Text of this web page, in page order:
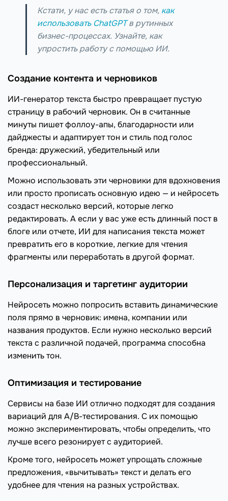
Кстати, у нас есть статья о том, как
использовать ChatGPTв рутинных
бизнес-процессах. Узнайте, как
упростить работу с помощью ИИ.
Создание контента и черновиков
ИИ-генератор текста быстро превращает пустую
страницу в рабочий черновик. Он в считанные
минуты пишет фоллоу-апы, благодарности или
дайджесты и адаптирует тон и стиль под голос
бренда: дружеский, убедительный или
профессиональный.
Можно использовать эти черновики для вдохновения
или просто прописать основную идею — и нейросеть
создаст несколько версий, которые легко
редактировать. А если у вас уже есть длинный пост в
блоге или отчете, ИИ для написания текста может
превратить его в короткие, легкие для чтения
фрагменты или переработать в другой формат.
Персонализация и таргетинг аудитории
Нейросеть можно попросить вставить динамические
поля прямо в черновик: имена, компании или
названия продуктов. Если нужно несколько версий
текста с различной подачей, программа способна
изменить тон.
Оптимизация и тестирование
Сервисы на базе ИИ отлично подходят для создания
вариаций для A/B-тестирования. С их помощью
можно экспериментировать, чтобы определить, что
лучше всего резонирует с аудиторией.
Кроме того, нейросеть может упрощать сложные
предложения, «вычитывать» текст и делать его
удобнее для чтения на разных устройствах.